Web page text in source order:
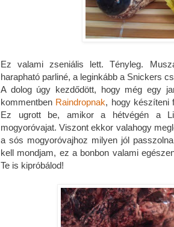
Ez valami zseniális lett. Tényleg.
harapható parliné, a leginkább a Snickers
A dolog úgy kezdődött, hogy még egy
kommentben Raindropnak, hogy készíteni
Ez ugrott be, amikor a hétvégén a
mogyoróvajat. Viszont ekkor valahogy
a sós mogyoróvajhoz milyen jól
kell mondjam, ez a bonbon valami
Te is kipróbálod!